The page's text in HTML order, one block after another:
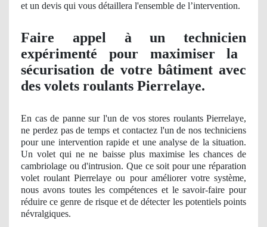
et un devis qui vous détaillera l'ensemble de l’intervention.
Faire appel à un technicien
expérimenté pour maximiser la
sécurisation de votre bâtiment avec
des volets roulants Pierrelaye.
En cas de panne sur l'un de vos stores roulants Pierrelaye,
ne perdez pas de temps et contactez l'un de nos techniciens
pour une intervention rapide et une analyse de la situation.
Un volet qui ne ne baisse plus maximise les chances de
cambriolage ou d'intrusion. Que ce soit pour une réparation
volet roulant Pierrelaye ou pour améliorer votre système,
nous avons toutes les compétences et le savoir-faire pour
réduire ce genre de risque et de détecter les potentiels points
névralgiques.